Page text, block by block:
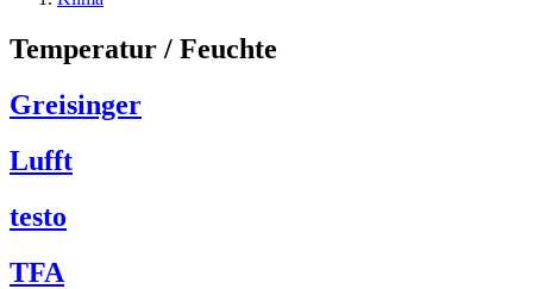
Temperatur / Feuchte
Greisinger
Lufft
testo
TFA